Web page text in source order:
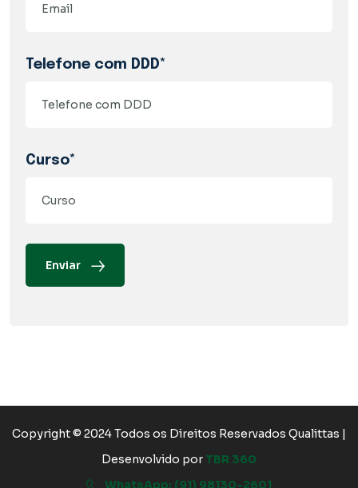
Telefone com DDD*
Curso*
Enviar
Copyright © 2024 Todos os Direitos Reservados Qualittas |
Desenvolvido por TBR 360
WhatsApp: (91) 98130-2601